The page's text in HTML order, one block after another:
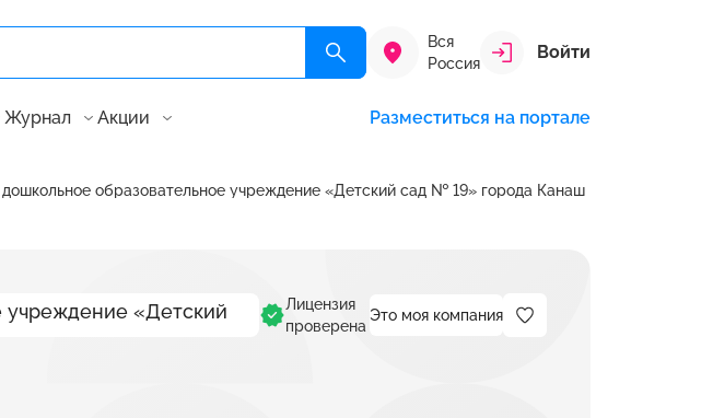
Вся
Россия
Войти
Журнал Акции Разместиться на портале
образовательное учреждение «Детский сад № 19» города Канаш
Лицензия
проверена
Это моя компания